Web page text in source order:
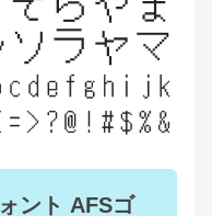
ント AFSゴ